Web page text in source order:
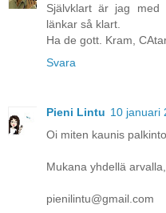
Självklart är jag med
länkar så klart.
Ha de gott. Kram,
Svara
Pieni Lintu 10 januari
Oi miten kaunis
Mukana yhdellä arvalla,
pienilintu@gmail.com